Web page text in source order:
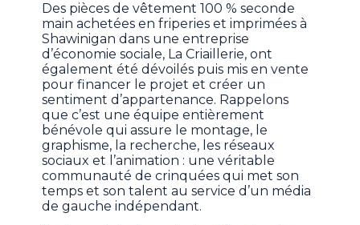
Des pièces de vêtement 100 % seconde
main achetées en friperies et imprimées à
Shawinigan dans une entreprise
d’économie sociale, La Criaillerie, ont
également été dévoilés puis mis en vente
pour financer le projet et créer un
sentiment d’appartenance. Rappelons
que c’est une équipe entièrement
bénévole qui assure le montage, le
graphisme, la recherche, les réseaux
sociaux et l’animation : une véritable
communauté de crinquées qui met son
temps et son talent au service d’un média
de gauche indépendant.